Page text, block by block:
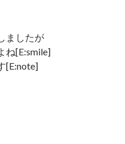
ましたが
ね[E:smile]
[E:note]